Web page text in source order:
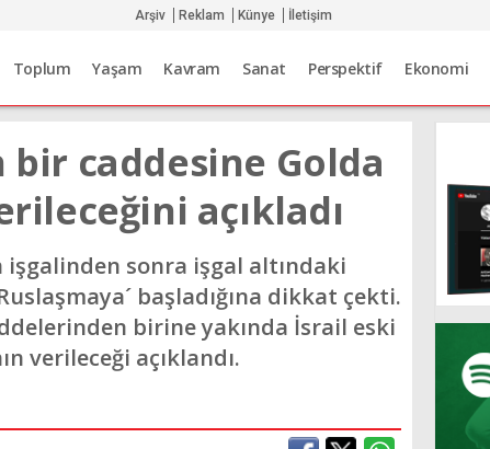
Arşiv Reklam Künye İletişim
Toplum Yaşam Kavram Sanat Perspektif Ekonomi
caddesine Golda
açıkladı
işgalinden sonra işgal altındaki
başladığına dikkat çekti.
birine yakında İsrail eski
verileceği açıklandı.